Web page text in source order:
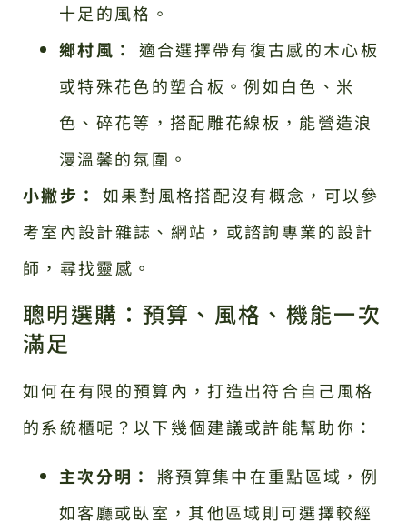
十足的風格。
鄉村風：
適合選擇帶有復古感的木心板
或特殊花色的塑合板。例如白色、米
色、碎花等，搭配雕花線板，能營造浪
漫溫馨的氛圍。
小撇步：
如果對風格搭配沒有概念，可以參
考室內設計雜誌、網站，或諮詢專業的設計
師，尋找靈感。
聰明選購：預算、風格、機能一次
滿足
如何在有限的預算內，打造出符合自己風格
的系統櫃呢？以下幾個建議或許能幫助你：
主次分明：
將預算集中在重點區域，例
如客廳或臥室，其他區域則可選擇較經